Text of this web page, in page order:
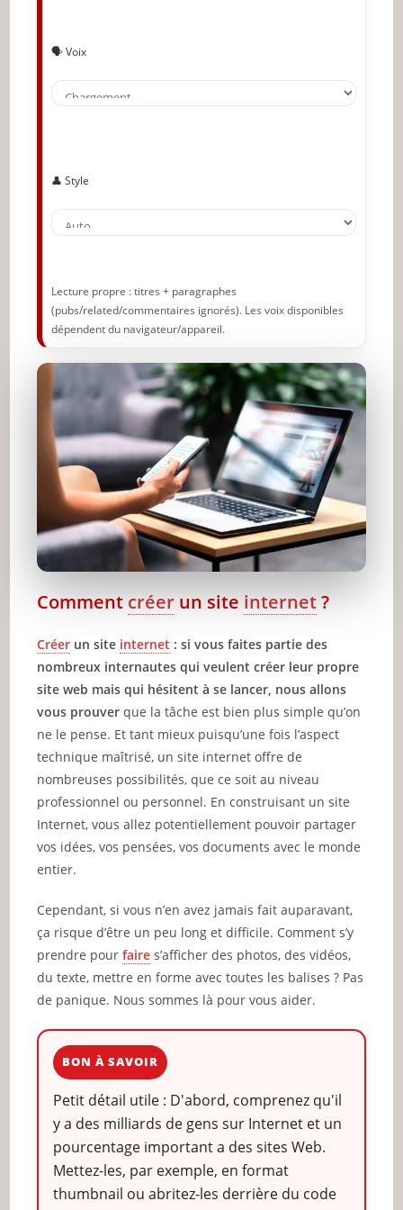
Publiez-le
Faites-vous connaitre
Conclusion
🔥 À lire aussi sur JeunInfo
✨ Nouveau sur JeunInfo ?
Articles recommandés
Partager l'amour
🗣️ Voix
👤 Style
Lecture propre : titres + paragraphes
(pubs/related/commentaires ignorés). Les voix disponibles
dépendent du navigateur/appareil.
Comment créer un site internet?
Créer un site internet : si vous faites partie des
nombreux internautes qui veulent créer leur propre
site web mais qui hésitent à se lancer, nous allons
vous prouverque la tâche est bien plus simple qu’on
ne le pense. Et tant mieux puisqu’une fois l’aspect
technique maîtrisé, un site internet offre de
nombreuses possibilités, que ce soit au niveau
professionnel ou personnel. En construisant un site
Internet, vous allez potentiellement pouvoir partager
vos idées, vos pensées, vos documents avec le monde
entier.
Cependant, si vous n’en avez jamais fait auparavant,
ça risque d’être un peu long et difficile. Comment s’y
prendre pourfaire s’afficher des photos, des vidéos,
du texte, mettre en forme avec toutes les balises ? Pas
de panique. Nous sommes là pour vous aider.
BON À SAVOIR
Petit détail utile : D'abord, comprenez qu'il
y a des milliards de gens sur Internet et un
pourcentage important a des sites Web.
Mettez-les, par exemple, en format
thumbnail ou abritez-les derrière du code